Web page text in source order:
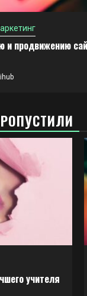
и продвижению
учителя